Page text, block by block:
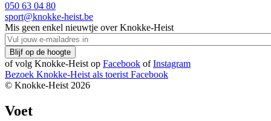
050 63 04 80
sport@knokke-heist.be
Mis geen enkel nieuwtje over Knokke-Heist
of volg Knokke-Heist op Facebook ofInstagram
Bezoek Knokke-Heist als toerist Facebook
© Knokke-Heist 2026
Voet